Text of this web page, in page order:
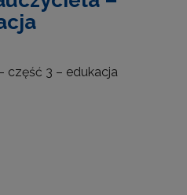
część 3 – edukacja